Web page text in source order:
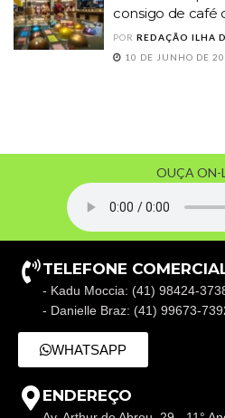
consigo de café
POR REDAÇÃO ILHA
10 DE JUNHO DE
OUÇA ON-
TELEFONE
- Kadu Moccia: (41) 98424-
- Danielle Braz: (41) 99673-
WHATSAPP
ENDEREÇO